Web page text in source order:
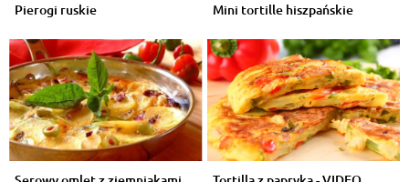
Pierogi ruskie Mini tortille hiszpańskie